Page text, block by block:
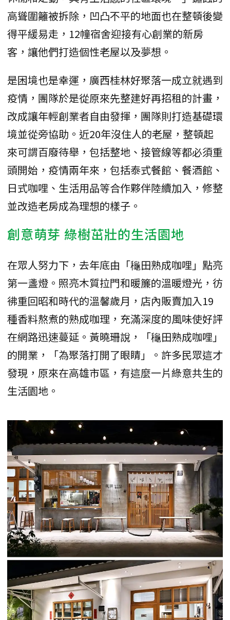
高聳圍籬被拆除，凹凸不平的地面也在整頓後變
得平緩易走，12幢宿舍迎接有心創業的新房
客，讓他們打造個性老屋以及夢想。
是困境也是幸運，廣西桂林好聚落一成立就遇到
疫情，團隊於是從原來先整建好再招租的計畫，
改成讓年輕創業者自由發揮，團隊則打造基礎環
境並從旁協助。近20年沒住人的老屋，整頓起
來可謂百廢待舉，包括整地、接管線等都必須重
頭開始，疫情兩年來，包括泰式餐館、餐酒館、
日式咖哩、生活用品等合作夥伴陸續加入，修整
並改造老房成為理想的樣子。
創意萌芽 綠樹茁壯的生活園地
在眾人努力下，去年底由「龝田熟成咖哩」點亮
第一盞燈。照亮木質拉門和暖簾的溫暖燈光，彷
彿重回昭和時代的溫馨歲月，店內販賣加入19
種香料熬煮的熟成咖理，充滿深度的風味使好評
在網路迅速蔓延。黃曉珊說，「龝田熟成咖哩」
的開業，「為聚落打開了眼睛」。許多民眾這才
發現，原來在高雄市區，有這麼一片綠意共生的
生活園地。